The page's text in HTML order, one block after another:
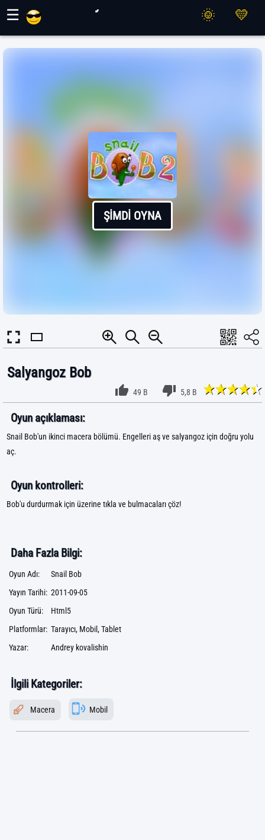
☰
ŞIMDI OYNA
Salyangoz Bob
49 B 5,8 B
Oyun açıklaması:
Snail Bob'un ikinci macera bölümü. Engelleri aş ve salyangoz için doğru yolu
aç.
Oyun kontrolleri:
Bob'u durdurmak için üzerine tıkla ve bulmacaları çöz!
Daha Fazla Bilgi:
Oyun Adı:
Snail Bob
Yayın Tarihi: 2011-09-05
Oyun Türü:
Html5
Platformlar: Tarayıcı, Mobil, Tablet
Yazar:
Andrey kovalishin
İlgili Kategoriler:
Macera Mobil